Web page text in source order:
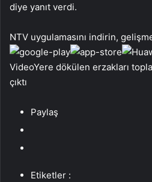
diye yanıt verdi.
NTV uygulamasını indirin,
VideoYere dökülen erzakları
çıktı
Paylaş
Etiketler :